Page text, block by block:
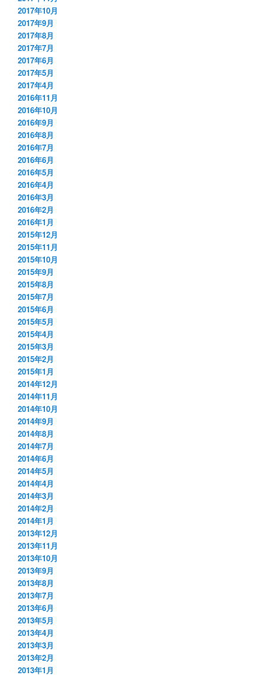
2017年10月
2017年9月
2017年8月
2017年7月
2017年6月
2017年5月
2017年4月
2016年11月
2016年10月
2016年9月
2016年8月
2016年7月
2016年6月
2016年5月
2016年4月
2016年3月
2016年2月
2016年1月
2015年12月
2015年11月
2015年10月
2015年9月
2015年8月
2015年7月
2015年6月
2015年5月
2015年4月
2015年3月
2015年2月
2015年1月
2014年12月
2014年11月
2014年10月
2014年9月
2014年8月
2014年7月
2014年6月
2014年5月
2014年4月
2014年3月
2014年2月
2014年1月
2013年12月
2013年11月
2013年10月
2013年9月
2013年8月
2013年7月
2013年6月
2013年5月
2013年4月
2013年3月
2013年2月
2013年1月